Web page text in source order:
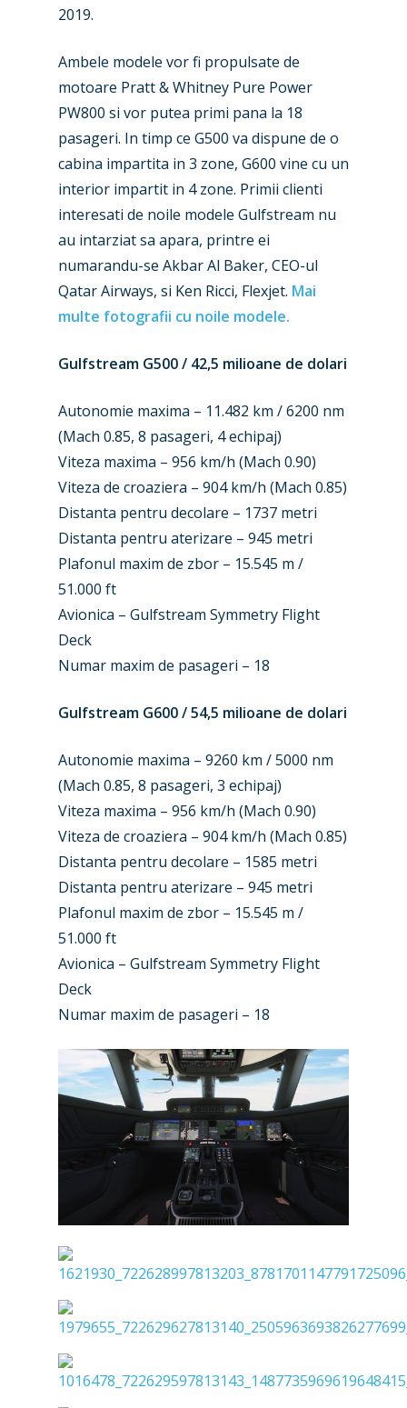
2019.
Ambele modele vor fi propulsate de
motoare Pratt & Whitney Pure Power
PW800 si vor putea primi pana la 18
pasageri. In timp ce G500 va dispune de o
cabina impartita in 3 zone, G600 vine cu un
interior impartit in 4 zone. Primii clienti
interesati de noile modele Gulfstream nu
au intarziat sa apara, printre ei
numarandu-se Akbar Al Baker, CEO-ul
Qatar Airways, si Ken Ricci, Flexjet. Mai
multe fotografii cu noile modele.
Gulfstream G500 / 42,5 milioane de dolari
Autonomie maxima – 11.482 km / 6200 nm
(Mach 0.85, 8 pasageri, 4 echipaj)
Viteza maxima – 956 km/h (Mach 0.90)
Viteza de croaziera – 904 km/h (Mach 0.85)
Distanta pentru decolare – 1737 metri
Distanta pentru aterizare – 945 metri
Plafonul maxim de zbor – 15.545 m /
51.000 ft
Avionica – Gulfstream Symmetry Flight
Deck
Numar maxim de pasageri – 18
Gulfstream G600 / 54,5 milioane de dolari
Autonomie maxima – 9260 km / 5000 nm
(Mach 0.85, 8 pasageri, 3 echipaj)
Viteza maxima – 956 km/h (Mach 0.90)
Viteza de croaziera – 904 km/h (Mach 0.85)
Distanta pentru decolare – 1585 metri
Distanta pentru aterizare – 945 metri
Plafonul maxim de zbor – 15.545 m /
51.000 ft
Avionica – Gulfstream Symmetry Flight
Deck
Numar maxim de pasageri – 18
New Routes
Industry
Accidents / Incidents
Airshows
Farnborough 2024
Paris 2023
Farnborough 2022
Dubai 2019
Paris 2019
Trip Reports
Marketplace
Jobs
Contact